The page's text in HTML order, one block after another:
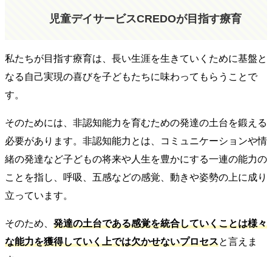
児童デイサービスCREDOが目指す療育
私たちが目指す療育は、長い生涯を生きていくために基盤と
なる自己実現の喜びを子どもたちに味わってもらうことで
す。
そのためには、非認知能力を育むための発達の土台を鍛える
必要があります。非認知能力とは、コミュニケーションや情
緒の発達など子どもの将来や人生を豊かにする一連の能力の
ことを指し、呼吸、五感などの感覚、動きや姿勢の上に成り
立っています。
そのため、 発達の土台である感覚を統合していくことは様々
な能力を獲得していく上では欠かせないプロセスと言えま